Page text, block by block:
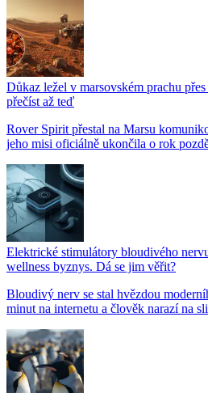
Důkaz ležel v marsovském prachu
přečíst až teď
Rover Spirit přestal na Marsu
jeho misi oficiálně ukončila o rok
Elektrické stimulátory bloudivého
wellness byznys. Dá se jim věřit?
Bloudivý nerv se stal hvězdou
minut na internetu a člověk narazí na